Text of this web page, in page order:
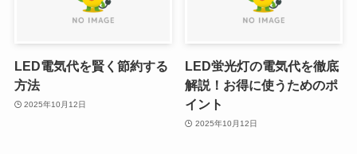
LED電気代を賢く節約する
方法
2025年10月12日
LED蛍光灯の電気代を徹底
解説！お得に使うためのポ
イント
2025年10月12日